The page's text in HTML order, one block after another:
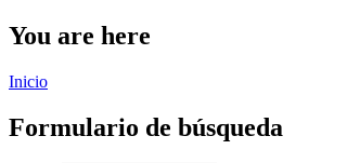
You are here
Inicio
Formulario de búsqueda